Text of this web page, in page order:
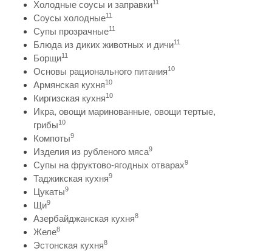
Холодные соусы и заправки11
Соусы холодные11
Супы прозрачные11
Блюда из диких животных и дичи11
Борщи11
Основы рационального питания10
Армянская кухня10
Киргизская кухня10
Икра, овощи маринованные, овощи тертые,
грибы10
Компоты9
Изделия из рубленого мяса9
Супы на фруктово-ягодных отварах9
Таджикская кухня9
Цукаты9
Щи9
Азербайджанская кухня8
Желе8
Эстонская кухня8